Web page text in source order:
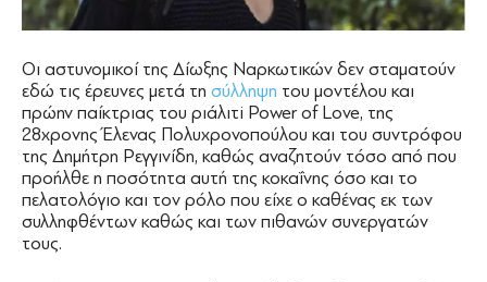
Οι αστυνομικοί της Δίωξης Ναρκωτικών δεν σταματούν
εδώ τις έρευνες μετά τη σύλληψη του μοντέλου και
πρώην παίκτριας του ριάλιτi Power of Love, της
28χρονης Έλενας Πολυχρονοπούλου και του συντρόφου
της Δημήτρη Ρεγγινίδη, καθώς αναζητούν τόσο από που
προήλθε η ποσότητα αυτή της κοκαΐνης όσο και το
πελατολόγιο και τον ρόλο που είχε ο καθένας εκ των
συλληφθέντων καθώς και των πιθανών συνεργατών
τους.